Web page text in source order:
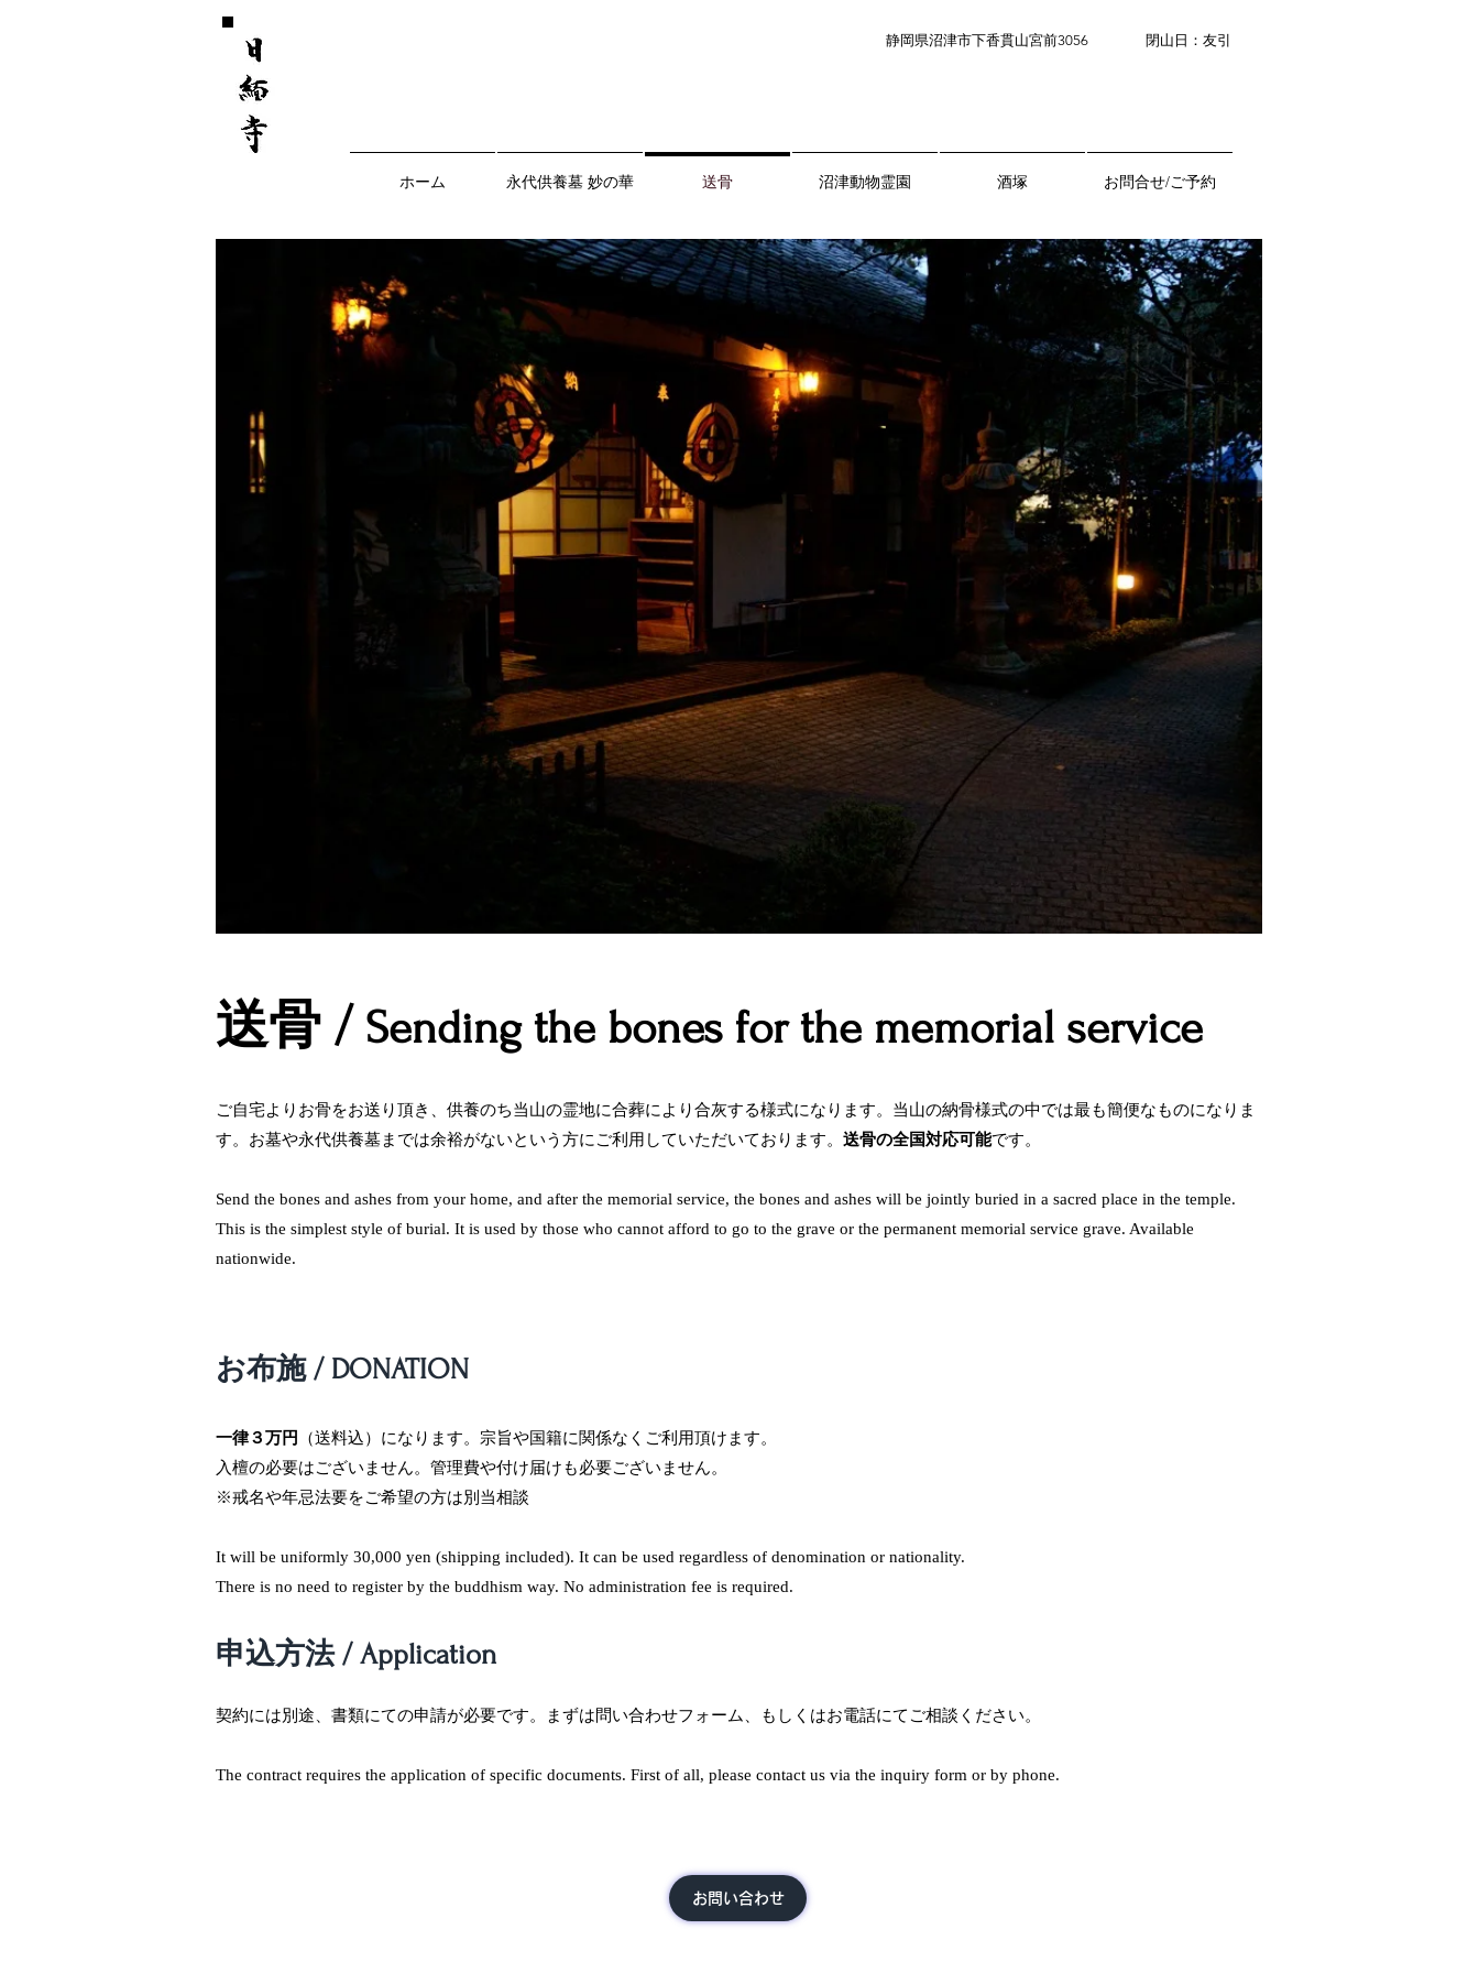
静岡県沼津市下香貫山宮前3056 閉山日：友引
ホーム 永代供養墓 妙の華 送骨 沼津動物霊園 酒塚 お問合せ/ご予約
送骨 / Sending the bones for the memorial service
ご自宅よりお骨をお送り頂き、供養のち当山の霊地に​合葬により合灰する様式になります。​当山の納骨様式の中では最も簡便なものになりま
す。お墓や永代供養墓までは余裕がないという方にご利用していただいております。 送骨の全国対応可能です。
Send the bones and ashes from your home, and after the memorial service, the bones and ashes will be jointly buried in a sacred place in the temple. ​
This is the simplest style of burial. It is used by those who cannot afford to go to the grave or the permanent memorial service grave. Available
nationwide.
お布施 / DONATION
一律３万円
（送料込）になります。宗旨や国籍に関係なくご利用頂けます。
入檀の必要はございません。管理費や付け届けも必要ございません。
※戒名や年忌法要をご希望の方は別当相談​
It will be uniformly 30,000 yen (shipping included). It can be used regardless of denomination or nationality.
There is no need to register by the buddhism way. No administration fee is required.
​申込方法 / Application
契約には別途、書類にての申請が必要です。まずは問い合わせフォーム、もしくはお電話にてご相談ください。
The contract requires the application of specific documents. First of all, please contact us via the inquiry form or by phone.
お問い合わせ